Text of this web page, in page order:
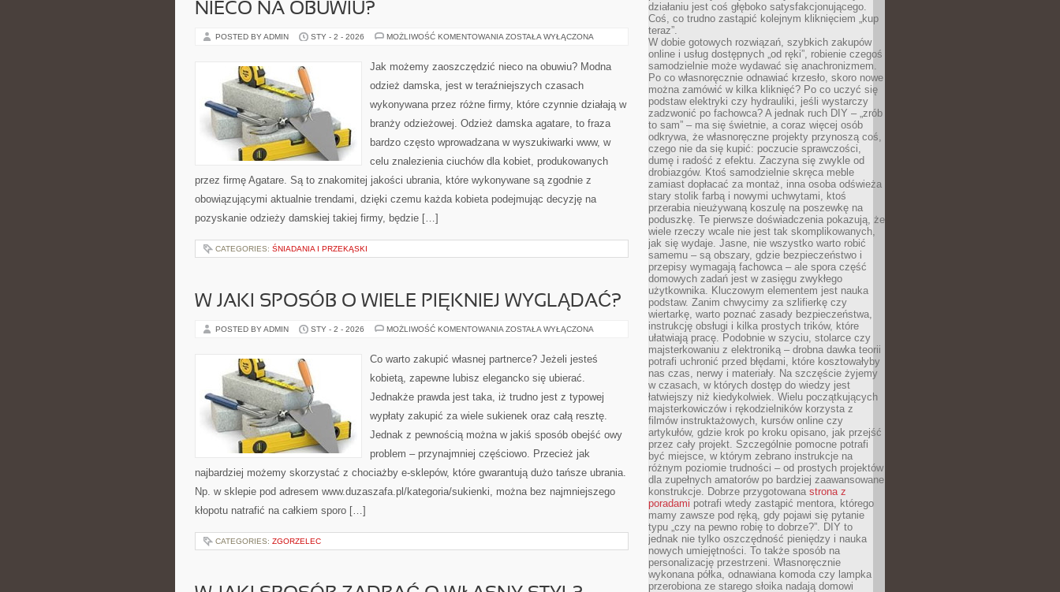
NIECO NA OBUWIU?
POSTED BY ADMIN STY - 2 - 2026 MOŻLIWOŚĆ KOMENTOWANIA W
MOŻEMY
ZAOSZCZĘDZIĆ
NA
ZOSTAŁA WYŁĄCZONA
Jak możemy zaoszczędzić nieco na obuwiu? Modna
odzież damska, jest w teraźniejszych czasach
wykonywana przez różne firmy, które czynnie działają w
branży odzieżowej. Odzież damska agatare, to fraza
bardzo często wprowadzana w wyszukiwarki www, w
celu znalezienia ciuchów dla kobiet, produkowanych
przez firmę Agatare. Są to znakomitej jakości ubrania, które wykonywane są zgodnie z
obowiązującymi aktualnie trendami, dzięki czemu każda kobieta podejmując decyzję na
pozyskanie odzieży damskiej takiej firmy, będzie […]
CATEGORIES: ŚNIADANIA I PRZEKĄSKI
W JAKI SPOSÓB O WIELE PIĘKNIEJ WYGLĄDAĆ?
POSTED BY ADMIN STY - 2 - 2026 MOŻLIWOŚĆ KOMENTOWANIA W
O
WIELE
WYGLĄDAĆ?
ZOSTAŁA WYŁĄCZONA
Co warto zakupić własnej partnerce? Jeżeli jesteś
kobietą, zapewne lubisz elegancko się ubierać.
Jednakże prawda jest taka, iż trudno jest z typowej
wypłaty zakupić za wiele sukienek oraz całą resztę.
Jednak z pewnością można w jakiś sposób obejść owy
problem – przynajmniej częściowo. Przecież jak
najbardziej możemy skorzystać z chociażby e-sklepów, które gwarantują dużo tańsze ubrania.
Np. w sklepie pod adresem www.duzaszafa.pl/kategoria/sukienki, można bez najmniejszego
kłopotu natrafić na całkiem sporo […]
CATEGORIES: ZGORZELEC
działaniu jest coś głęboko satysfakcjonującego.
Coś, co trudno zastąpić kolejnym kliknięciem „kup
teraz”.
W dobie gotowych rozwiązań, szybkich zakupów
online i usług dostępnych „od ręki”, robienie czegoś
samodzielnie może wydawać się anachronizmem.
Po co własnoręcznie odnawiać krzesło, skoro nowe
można zamówić w kilka kliknięć? Po co uczyć się
podstaw elektryki czy hydrauliki, jeśli wystarczy
zadzwonić po fachowca? A jednak ruch DIY – „zrób
to sam” – ma się świetnie, a coraz więcej osób
odkrywa, że własnoręczne projekty przynoszą coś,
czego nie da się kupić: poczucie sprawczości,
dumę i radość z efektu. Zaczyna się zwykle od
drobiazgów. Ktoś samodzielnie skręca meble
zamiast dopłacać za montaż, inna osoba odświeża
stary stolik farbą i nowymi uchwytami, ktoś
przerabia nieużywaną koszulę na poszewkę na
poduszkę. Te pierwsze doświadczenia pokazują, że
wiele rzeczy wcale nie jest tak skomplikowanych,
jak się wydaje. Jasne, nie wszystko warto robić
samemu – są obszary, gdzie bezpieczeństwo i
przepisy wymagają fachowca – ale spora część
domowych zadań jest w zasięgu zwykłego
użytkownika. Kluczowym elementem jest nauka
podstaw. Zanim chwycimy za szlifierkę czy
wiertarkę, warto poznać zasady bezpieczeństwa,
instrukcję obsługi i kilka prostych trików, które
ułatwiają pracę. Podobnie w szyciu, stolarce czy
majsterkowaniu z elektroniką – drobna dawka teorii
potrafi uchronić przed błędami, które kosztowałyby
nas czas, nerwy i materiały. Na szczęście żyjemy
w czasach, w których dostęp do wiedzy jest
łatwiejszy niż kiedykolwiek. Wielu początkujących
majsterkowiczów i rękodzielników korzysta z
filmów instruktażowych, kursów online czy
artykułów, gdzie krok po kroku opisano, jak przejść
przez cały projekt. Szczególnie pomocne potrafi
być miejsce, w którym zebrano instrukcje na
różnym poziomie trudności – od prostych projektów
dla zupełnych amatorów po bardziej zaawansowane
konstrukcje. Dobrze przygotowana strona z
poradami potrafi wtedy zastąpić mentora, którego
mamy zawsze pod ręką, gdy pojawi się pytanie
typu „czy na pewno robię to dobrze?”. DIY to
jednak nie tylko oszczędność pieniędzy i nauka
nowych umiejętności. To także sposób na
personalizację przestrzeni. Własnoręcznie
wykonana półka, odnawiana komoda czy lampka
przerobiona ze starego słoika nadają domowi